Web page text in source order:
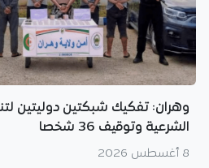
وهران: تفكيك شبكتين دوليتين
الشرعية وتوقيف 36 شخصا
8 أغسطس 2026